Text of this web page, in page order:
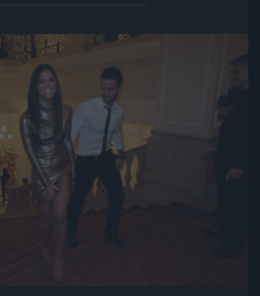
Jön még kép!